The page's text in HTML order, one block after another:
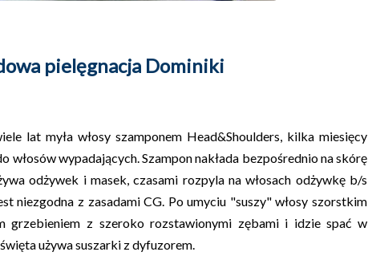
pielęgnacja Dominiki
lat myła włosy szamponem Head&Shoulders, kilka miesięcy
włosów wypadających. Szampon nakłada bezpośrednio na skórę
odżywek i masek, czasami rozpyla na włosach odżywkę b/s
niezgodna z zasadami CG. Po umyciu "suszy" włosy szorstkim
grzebieniem z szeroko rozstawionymi zębami i idzie spać w
używa suszarki z dyfuzorem.